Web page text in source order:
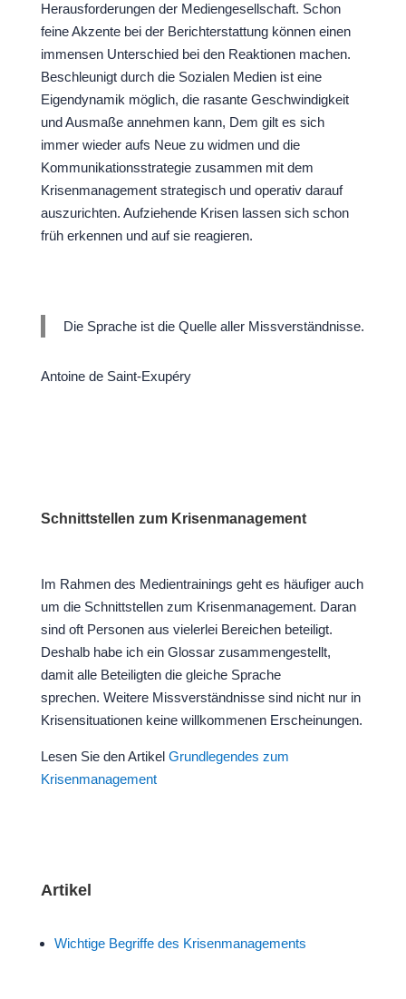
Herausforderungen der Mediengesellschaft. Schon
feine Akzente bei der Berichterstattung können einen
immensen Unterschied bei den Reaktionen machen.
Beschleunigt durch die Sozialen Medien ist eine
Eigendynamik möglich, die rasante Geschwindigkeit
und Ausmaße annehmen kann, Dem gilt es sich
immer wieder aufs Neue zu widmen und die
Kommunikationsstrategie zusammen mit dem
Krisenmanagement strategisch und operativ darauf
auszurichten. Aufziehende Krisen lassen sich schon
früh erkennen und auf sie reagieren.
Die Sprache ist die Quelle aller Missverständnisse.
Antoine de Saint-Exupéry
Schnittstellen zum Krisenmanagement
Im Rahmen des Medientrainings geht es häufiger auch
um die Schnittstellen zum Krisenmanagement. Daran
sind oft Personen aus vielerlei Bereichen beteiligt.
Deshalb habe ich ein Glossar zusammengestellt,
damit alle Beteiligten die gleiche Sprache
sprechen. Weitere Missverständnisse sind nicht nur in
Krisensituationen keine willkommenen Erscheinungen.
Lesen Sie den Artikel Grundlegendes zum
Krisenmanagement
Artikel
Wichtige Begriffe des Krisenmanagements